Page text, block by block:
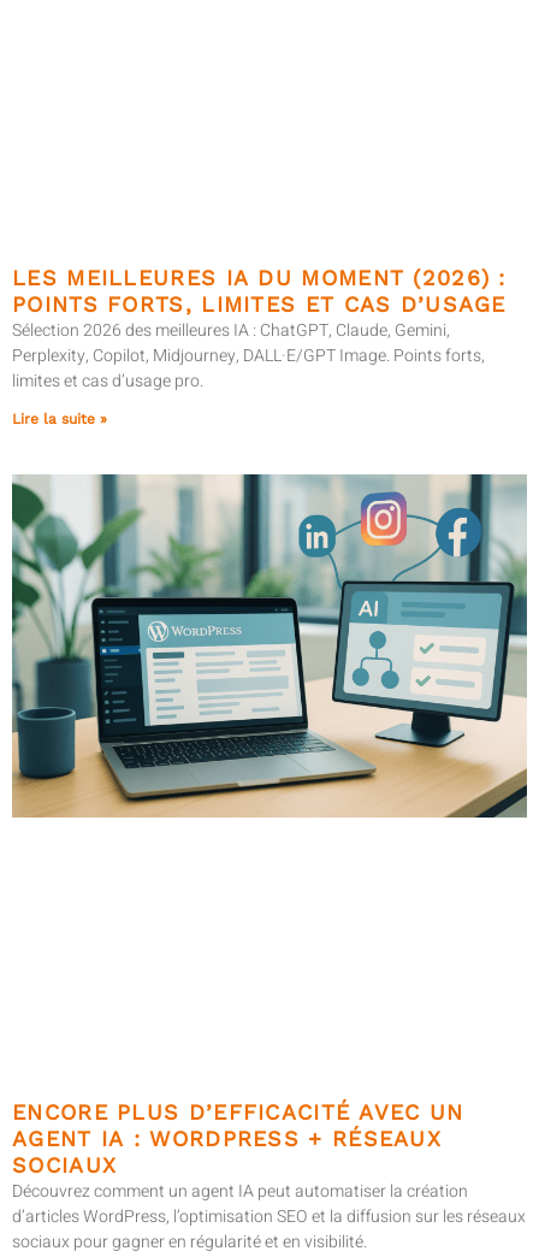
LES MEILLEURES IA DU MOMENT (2026) :
POINTS FORTS, LIMITES ET CAS D’USAGE
Sélection 2026 des meilleures IA : ChatGPT, Claude, Gemini,
Perplexity, Copilot, Midjourney, DALL·E/GPT Image. Points forts,
limites et cas d’usage pro.
Lire la suite »
ENCORE PLUS D’EFFICACITÉ AVEC UN
AGENT IA : WORDPRESS + RÉSEAUX
SOCIAUX
Découvrez comment un agent IA peut automatiser la création
d’articles WordPress, l’optimisation SEO et la diffusion sur les réseaux
sociaux pour gagner en régularité et en visibilité.